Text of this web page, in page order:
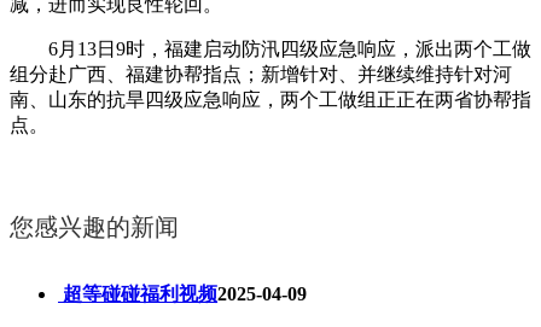
减，进而实现良性轮回。
6月13日9时，福建启动防汛四级应急响应，派出两个工做
组分赴广西、福建协帮指点；新增针对、并继续维持针对河
南、山东的抗旱四级应急响应，两个工做组正正在两省协帮指
点。
您感兴趣的新闻
超等碰碰福利视频2025-04-09